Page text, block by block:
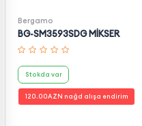
Bergamo
BG-SM3593SDG MİKSER
Stokda var
120.00AZN nağd alışa endirim